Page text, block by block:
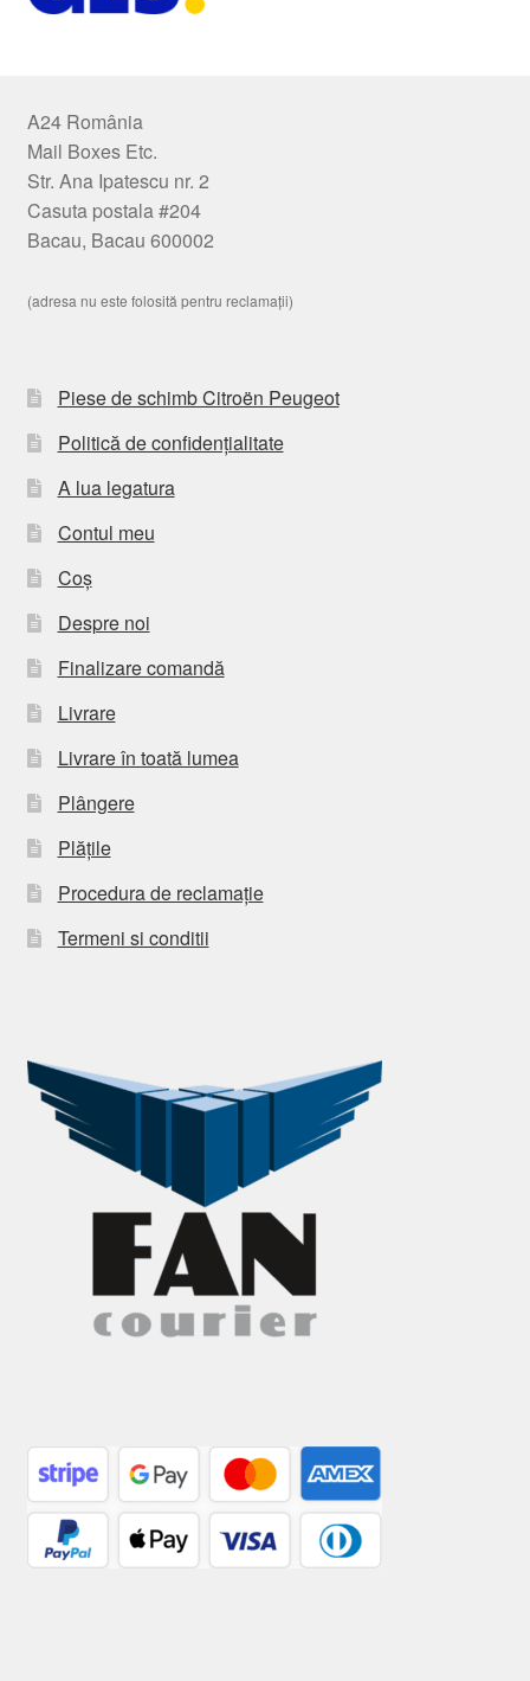
A24 România
Mail Boxes Etc.
Str. Ana Ipatescu nr. 2
Casuta postala #204
Bacau, Bacau 600002
(adresa nu este folosită pentru reclamații)
Piese de schimb Citroën Peugeot
Politică de confidențialitate
A lua legatura
Contul meu
Coș
Despre noi
Finalizare comandă
Livrare
Livrare în toată lumea
Plângere
Plățile
Procedura de reclamație
Termeni si conditii